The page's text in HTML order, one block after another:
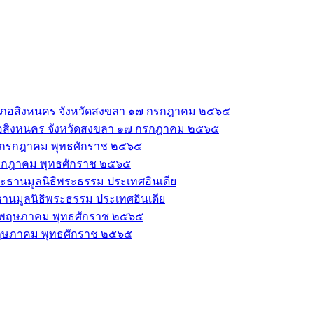
งหนคร จังหวัดสงขลา ๑๗ กรกฎาคม ๒๕๖๕
กฎาคม พุทธศักราช ๒๕๖๕
มูลนิธิพระธรรม ประเทศอินเดีย
ษภาคม พุทธศักราช ๒๕๖๕